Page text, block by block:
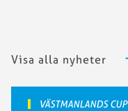
Visa alla nyheter
VÄSTMANLANDS CUP